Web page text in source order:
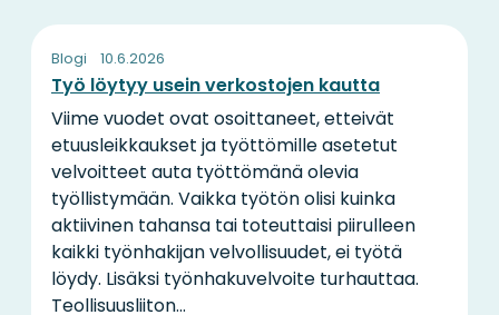
Blogi 10.6.2026
Työ löytyy usein verkostojen kautta
Viime vuodet ovat osoittaneet, etteivät
etuusleikkaukset ja työttömille asetetut
velvoitteet auta työttömänä olevia
työllistymään. Vaikka työtön olisi kuinka
aktiivinen tahansa tai toteuttaisi piirulleen
kaikki työnhakijan velvollisuudet, ei työtä
löydy. Lisäksi työnhakuvelvoite turhauttaa.
Teollisuusliiton...